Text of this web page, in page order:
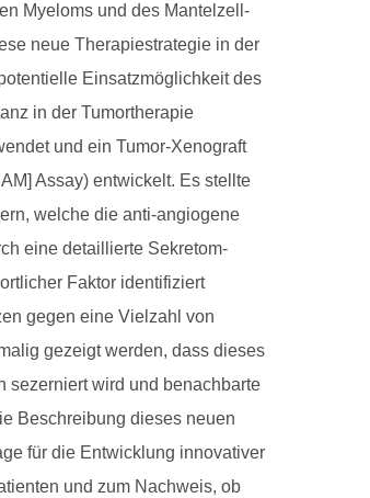
Myeloms und des Mantelzell-
neue Therapiestrategie in der
Einsatzmöglichkeit des
in der Tumortherapie
und ein Tumor-Xenograft
Assay) entwickelt. Es stellte
welche die anti-angiogene
eine detaillierte Sekretom-
Faktor identifiziert
gegen eine Vielzahl von
gezeigt werden, dass dieses
sezerniert wird und benachbarte
Beschreibung dieses neuen
für die Entwicklung innovativer
und zum Nachweis, ob